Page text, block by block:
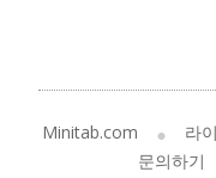
Minitab.com 라
문의하기